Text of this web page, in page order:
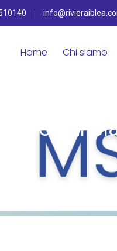
Home Chi siamo
MSC